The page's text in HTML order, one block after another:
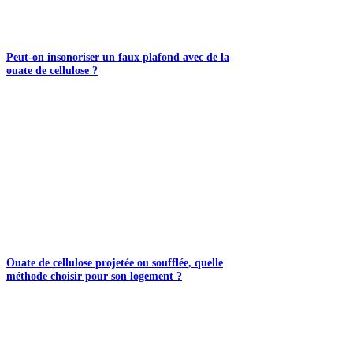
Peut-on insonoriser un faux plafond avec de la
ouate de cellulose ?
Ouate de cellulose projetée ou soufflée, quelle
méthode choisir pour son logement ?